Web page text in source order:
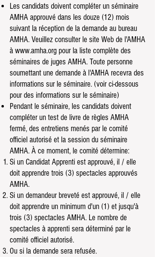
Les candidats doivent compléter un séminaire
AMHA approuvé dans les douze (12) mois
suivant la réception de la demande au bureau
AMHA. Veuillez consulter le site Web de l'AMHA
à www.amha.org pour la liste complète des
séminaires de juges AMHA. Toute personne
soumettant une demande à l'AMHA recevra des
informations sur le séminaire. (voir ci-dessous
pour des informations sur le séminaire)
Pendant le séminaire, les candidats doivent
compléter un test de livre de règles AMHA
fermé, des entretiens menés par le comité
officiel autorisé et la session du séminaire
AMHA. À ce moment, le comité détermine:
Si un Candidat Apprenti est approuvé, il / elle
doit apprendre trois (3) spectacles approuvés
AMHA.
Si un demandeur breveté est approuvé, il / elle
doit apprendre un minimum d'un (1) et jusqu'à
trois (3) spectacles AMHA. Le nombre de
spectacles à apprenti sera déterminé par le
comité officiel autorisé.
Ou si la demande sera refusée.